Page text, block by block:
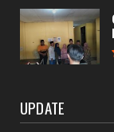
UPDATE